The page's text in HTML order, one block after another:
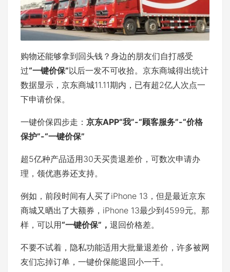
购物还能够拿到回头钱？身边的朋友们自打感受
过“一键价保”以后一发不可收拾。京东商城得出统计
数据显示，京东商城11.11期内，已有超2亿人次点一
下申请价保。
一键价保四步走： 京东APP“我”-“顾客服务”-“价格
保护”-“一键价保”
超5亿种产品适用30天买贵退差价，可数次申请办
理，领优惠券还支持。
例如，前段时间有人买了iPhone 13，但是最近京东
商城又晒出了大额券，iPhone 13最少到4599元。那
样，可以用“一键价保”， 退回价格差。
不要不试着，隐私功能适用大批量退差价，许多被网
友们忘掉订单，一键价保能退回小一千。